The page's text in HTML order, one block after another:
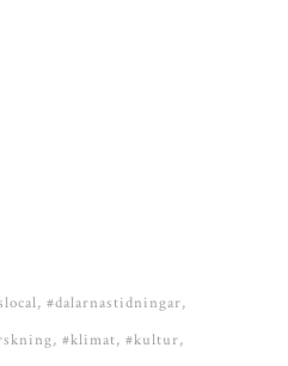
#dalarnastidningar
#klimat #kultur